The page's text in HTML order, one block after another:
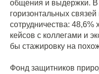
общения и выдержки. В
горизонтальных
сотрудничества: 48,6%
кейсов с коллегами и
бы стажировку на
Фонд защитников